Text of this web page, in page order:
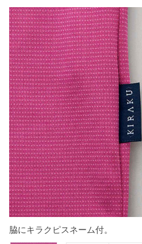
脇にキラクピスネーム付。